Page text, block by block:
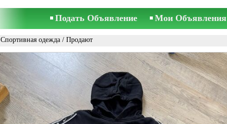
Подать Объявление Мои Объявления
Спортивная одежда / Продают